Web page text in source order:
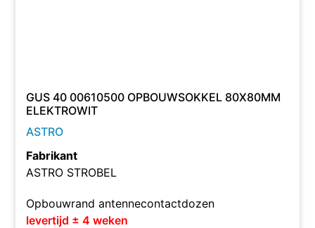
GUS 40 00610500 OPBOUWSOKKEL 80X80MM
ELEKTROWIT
ASTRO
Fabrikant
ASTRO STROBEL
Opbouwrand antennecontactdozen
levertijd ± 4 weken